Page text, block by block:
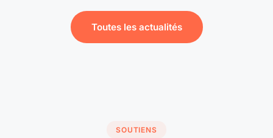
Toutes les actualités
SOUTIENS